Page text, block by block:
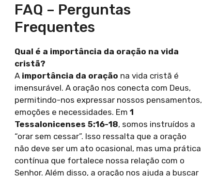
FAQ – Perguntas
Frequentes
Qual é a importância da oração na vida
cristã?
A importância da oração na vida cristã é
imensurável. A oração nos conecta com Deus,
permitindo-nos expressar nossos pensamentos,
emoções e necessidades. Em 1
Tessalonicenses 5:16-18, somos instruídos a
“orar sem cessar”. Isso ressalta que a oração
não deve ser um ato ocasional, mas uma prática
contínua que fortalece nossa relação com o
Senhor. Além disso, a oração nos ajuda a buscar